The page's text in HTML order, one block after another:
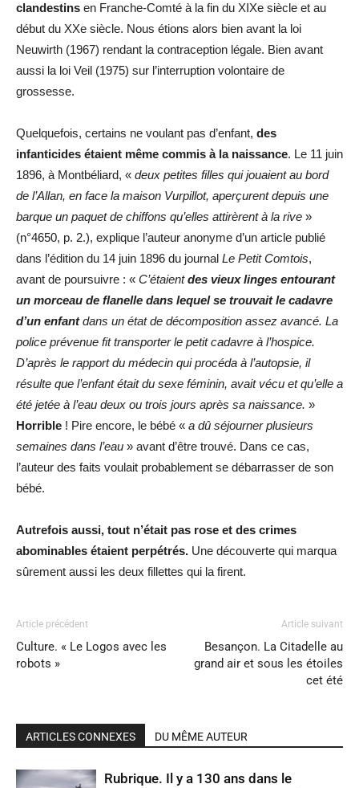
clandestins en Franche-Comté à la fin du XIXe siècle et au
début du XXe siècle. Nous étions alors bien avant la loi
Neuwirth (1967) rendant la contraception légale. Bien avant
aussi la loi Veil (1975) sur l’interruption volontaire de
grossesse.
Quelquefois, certains ne voulant pas d’enfant, des
infanticides étaient même commis à la naissance. Le 11 juin
1896, à Montbéliard, « deux petites filles qui jouaient au bord
de l’Allan, en face la maison Vurpillot, aperçurent depuis une
barque un paquet de chiffons qu’elles attirèrent à la rive »
(n°4650, p. 2.), explique l’auteur anonyme d’un article publié
dans l’édition du 14 juin 1896 du journal Le Petit Comtois,
avant de poursuivre : « C’étaientdes vieux linges entourant
un morceau de flanelle dans lequel se trouvait le cadavre
d’un enfantdans un état de décomposition assez avancé. La
police prévenue fit transporter le petit cadavre à l’hospice.
D’après le rapport du médecin qui procéda à l’autopsie, il
résulte que l’enfant était du sexe féminin, avait vécu et qu’elle a
été jetée à l’eau deux ou trois jours après sa naissance. »
Horrible ! Pire encore, le bébé « a dû séjourner plusieurs
semaines dans l’eau » avant d’être trouvé. Dans ce cas,
l’auteur des faits voulait probablement se débarrasser de son
bébé.
Autrefois aussi, tout n’était pas rose et des crimes
abominables étaient perpétrés. Une découverte qui marqua
sûrement aussi les deux fillettes qui la firent.
Article précédent
Culture. « Le Logos avec les
robots »
Article suivant
Besançon. La Citadelle au
grand air et sous les étoiles
cet été
ARTICLES CONNEXES DU MÊME AUTEUR
Rubrique. Il y a 130 ans dans le